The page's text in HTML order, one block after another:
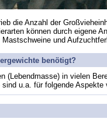
die Anzahl der
können durch eigene
und
benötigt?
(Lebendmasse) in vielen
u.a. für folgende Aspekte